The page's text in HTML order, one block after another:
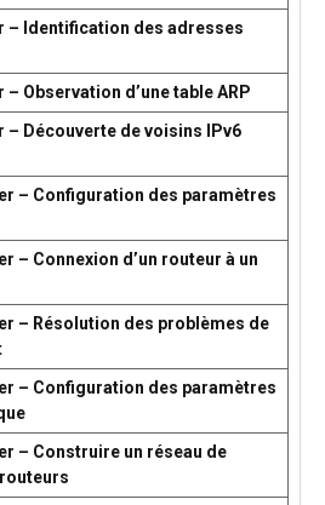
– Identification des adresses
Observation d’une table ARP
– Découverte de voisins IPv6
– Configuration des paramètres
– Connexion d’un routeur à un
– Résolution des problèmes de
– Configuration des paramètres
– Construire un réseau de